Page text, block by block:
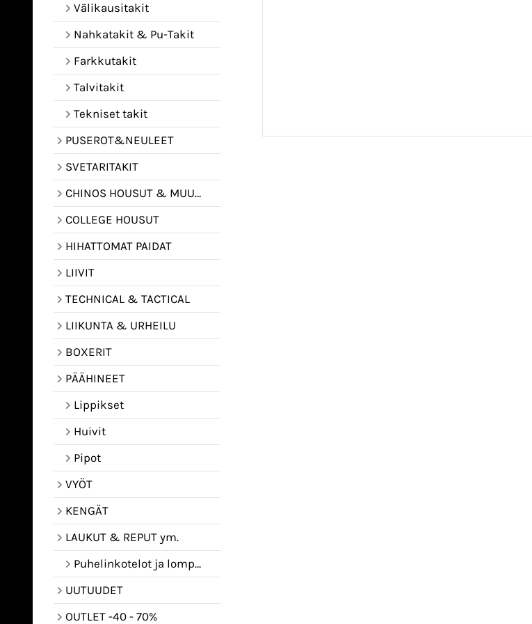
Välikausitakit
Nahkatakit & Pu-Takit
Farkkutakit
Talvitakit
Tekniset takit
PUSEROT&NEULEET
SVETARITAKIT
CHINOS HOUSUT & MUUT HOUSUT
COLLEGE HOUSUT
HIHATTOMAT PAIDAT
LIIVIT
TECHNICAL & TACTICAL
LIIKUNTA & URHEILU
BOXERIT
PÄÄHINEET
Lippikset
Huivit
Pipot
VYÖT
KENGÄT
LAUKUT & REPUT ym.
Puhelinkotelot ja lompakot
UUTUUDET
OUTLET -40 - 70%